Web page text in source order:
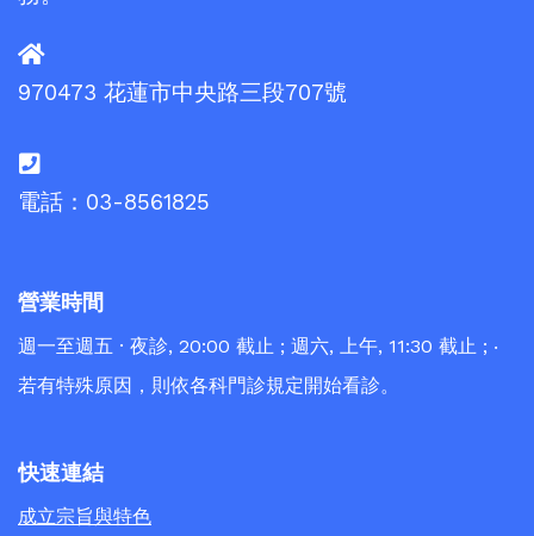
970473 花蓮市中央路三段707號
電話：03-8561825
營業時間
週一至週五 · 夜診, 20:00 截止 ; 週六, 上午, 11:30 截止 ; ‧
若有特殊原因，則依各科門診規定開始看診。
快速連結
成立宗旨與特色